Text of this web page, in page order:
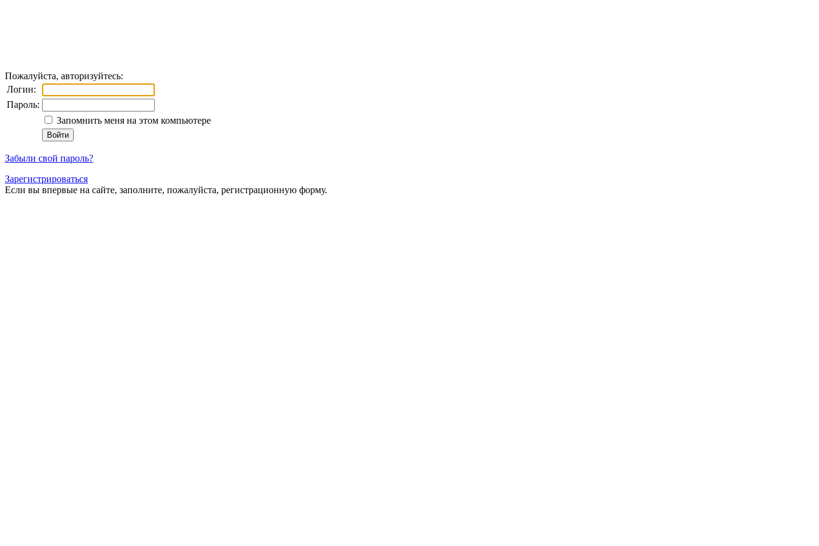
Пожалуйста, авторизуйтесь:
Логин:
Пароль:
Запомнить меня на этом компьютере
Забыли свой пароль?
Зарегистрироваться
Если вы впервые на сайте, заполните, пожалуйста, регистрационную форму.